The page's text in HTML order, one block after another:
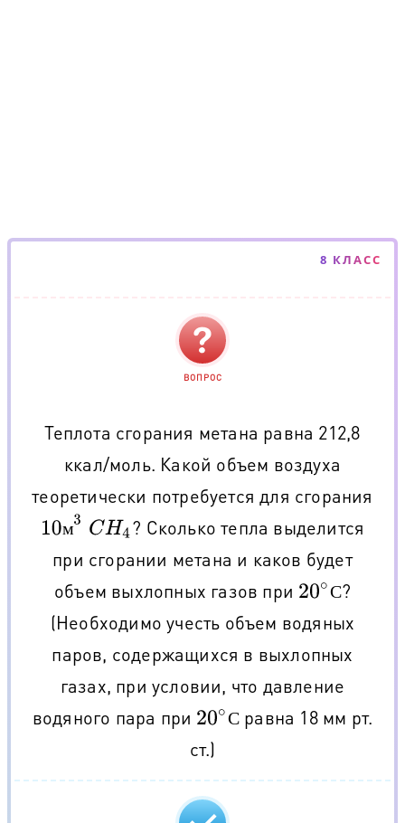
8 КЛАСС
ВОПРОС
Теплота сгорания метана равна 212,8
ккал/моль. Какой объем воздуха
теоретически потребуется для сгорания
м
10м3 CH4 ? Сколько тепла выделится
при сгорании метана и каков будет
объем выхлопных газов при
С
20∘С?
(Необходимо учесть объем водяных
паров, содержащихся в выхлопных
газах, при условии, что давление
водяного пара при
С
20∘С равна 18 мм рт.
ст.)